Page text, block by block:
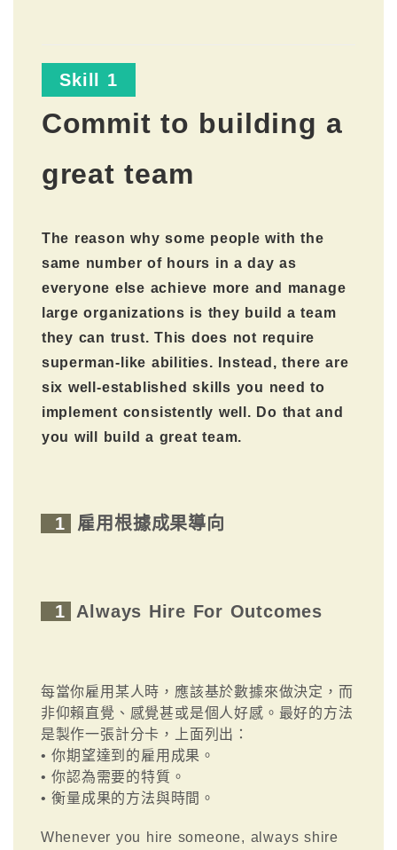
Skill 1
Commit to building a
great team
The reason why some people with the
same number of hours in a day as
everyone else achieve more and manage
large organizations is they build a team
they can trust. This does not require
superman-like abilities. Instead, there are
six well-established skills you need to
implement consistently well. Do that and
you will build a great team.
1 雇用根據成果導向
1 Always Hire For Outcomes
每當你雇用某人時，應該基於數據來做決定，而
非仰賴直覺、感覺甚或是個人好感。最好的方法
是製作一張計分卡，上面列出：
• 你期望達到的雇用成果。
• 你認為需要的特質。
• 衡量成果的方法與時間。
Whenever you hire someone, always shire